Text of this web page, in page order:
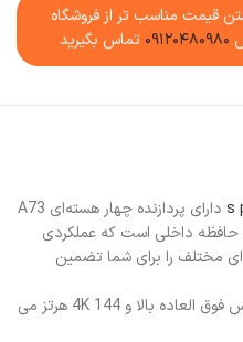
قیمت مناسب تر از فروشگاه
۰۹۱۲۰۴۸۰۹۸۰ تماس بگیرید
دارای پردازنده چهار هسته‌ای A73
رم و ۶۴ گیگابایت حافظه داخلی است که عملکردی
مختلف را برای شما تضمین
تلویزیون ۱۰۰ اینچی دارای 240 هرتز برس فوق العاده بالا و 4K 144 هرتز می